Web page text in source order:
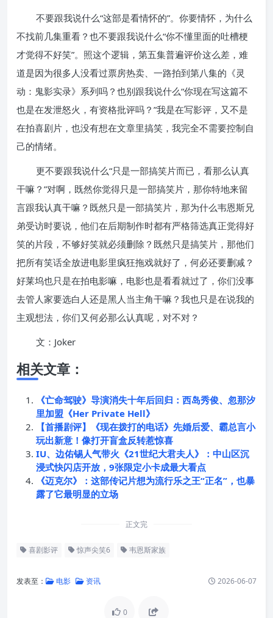
不要跟我说什么“这部是看情怀的”。你要情怀，为什么
不找前几集重看？也不要跟我说什么“你不懂里面的吐槽梗
才觉得不好笑”。照这个逻辑，第五集普遍评价这么差，难
道是因为很多人没看过票房热卖、一路拍到第八集的《灵
动：鬼影实录》系列吗？也别跟我说什么“你现在写这篇不
也是在发泄怒火，有资格批评吗？”我是在写影评，又不是
在拍喜剧片，也没有想在文章里搞笑，我完全不需要控制自
己的情绪。
更不要跟我说什么“只是一部搞笑片而已，看那么认真
干嘛？”对啊，既然你觉得只是一部搞笑片，那你特地来留
言跟我认真干嘛？既然只是一部搞笑片，那为什么韦恩斯兄
弟受访时要说，他们在后期制作时都有严格筛选真正觉得好
笑的片段，不够好笑就必须删除？既然只是搞笑片，那他们
把所有笑话全放进电影里疯狂拖戏就好了，何必还要删减？
好莱坞也只是在拍电影嘛，电影也是看看就过了，你们没事
去管人家要选白人还是黑人当主角干嘛？我也只是在说我的
主观想法，你们又何必那么认真呢，对不对？
文：Joker
相关文章：
《亡命驾驶》导演消失十年后回归：西岛秀俊、忽那汐
里加盟《Her Private Hell》
【首播剧评】《现在拨打的电话》先婚后爱、霸总言小
玩出新意！像打开盲盒反转惹惊喜
IU、边佑锡人气带火《21世纪大君夫人》：中山区沉
浸式快闪店开放，9张限定小卡成最大看点
《迈克尔》：这部传记片想为流行乐之王“正名”，也暴
露了它最明显的立场
正文完
喜剧影评 惊声尖笑6 韦恩斯家族
发表至： 电影 资讯 2026-06-07
0